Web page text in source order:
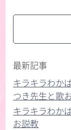
最新記事
キラキラわか
つき先生と歌
キラキラわか
お説教